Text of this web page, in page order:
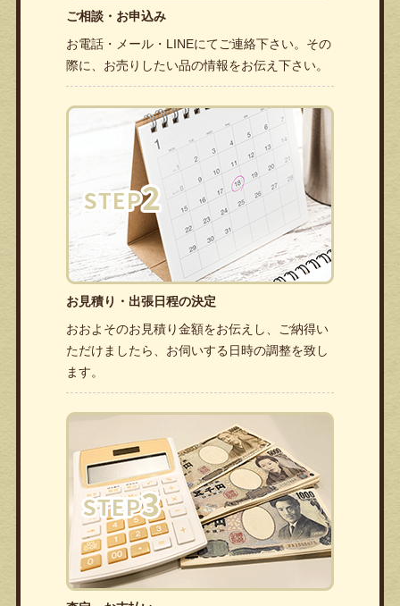
ご相談・お申込み
お電話・メール・LINEにてご連絡下さい。その
際に、お売りしたい品の情報をお伝え下さい。
お見積り・出張日程の決定
おおよそのお見積り金額をお伝えし、ご納得い
ただけましたら、お伺いする日時の調整を致し
ます。